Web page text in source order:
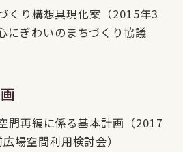
くり構想具現化案（2015年3
にぎわいのまちづくり協議
間再編に係る基本計画（2017
場空間利用検討会）